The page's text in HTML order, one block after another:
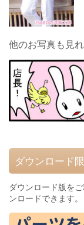
他のお写真も見
ダウンロード
ダウンロード版を
ンロードできます。